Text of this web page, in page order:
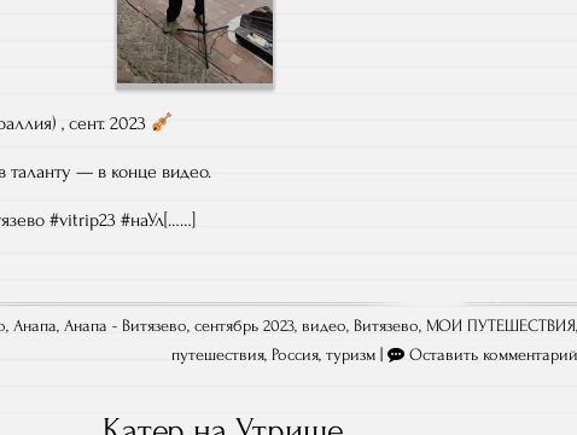
, сент. 2023
таланту — в конце видео.
#vitrip23 #наУл[……]
,Анапа,Анапа - Витязево, сентябрь 2023, видео, Витязево, МОИ ПУТЕШЕСТВИЯ
путешествия,Россия,туризм | Оставить